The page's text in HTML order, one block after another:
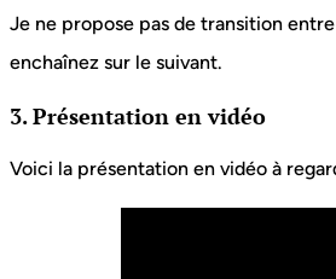
Je ne propose pas de transition
enchaînez sur le suivant.
3. Présentation en vidéo
Voici la présentation en vidéo à